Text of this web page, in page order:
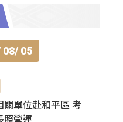
08/ 05
關單位赴和平區 考
照營運